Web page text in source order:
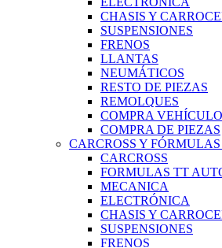
CHASIS Y
SUSPENSIONES
FRENOS
LLANTAS
NEUMÁTICOS
RESTO DE PIEZAS
REMOLQUES
COMPRA
COMPRA DE PIEZAS
CARCROSS Y
CARCROSS
FORMULAS TT
MECANICA
ELECTRÓNICA
CHASIS Y
SUSPENSIONES
FRENOS